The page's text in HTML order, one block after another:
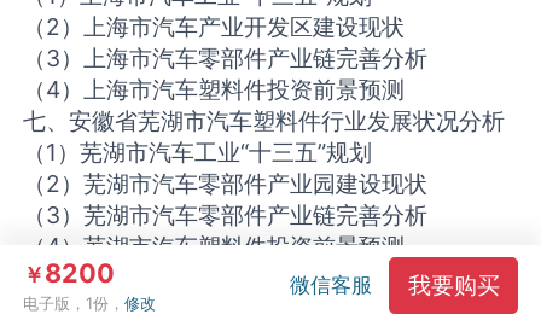
（2）上海市汽车产业开发区建设现状
（3）上海市汽车零部件产业链完善分析
（4）上海市汽车塑料件投资前景预测
七、安徽省芜湖市汽车塑料件行业发展状况分析
（1）芜湖市汽车工业“十三五”规划
（2）芜湖市汽车零部件产业园建设现状
（3）芜湖市汽车零部件产业链完善分析
（4）芜湖市汽车塑料件投资前景预测
八、安徽省六安市汽车塑料件行业发展状况分析
（1）六安市汽车工业“十三五”规划
￥8200
电子版，1份，修改
微信客服 我要购买